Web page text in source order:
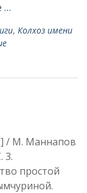
…
, Колхоз имени
/ М. Маннапов
С. 3.
простой